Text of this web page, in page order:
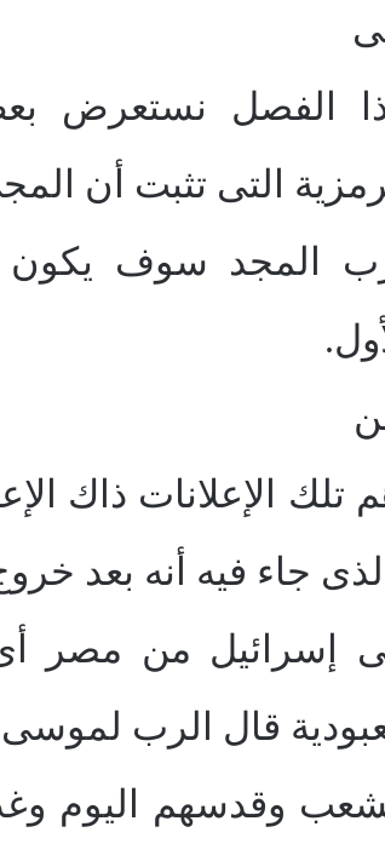
الفصل نستعرض بعض
التى تثبت أن
المجد سوف يكون
تلك الإعلانات ذاك
جاء فيه أنه بعد
إسرائيل من مصر
قال الرب
وقدسهم اليوم